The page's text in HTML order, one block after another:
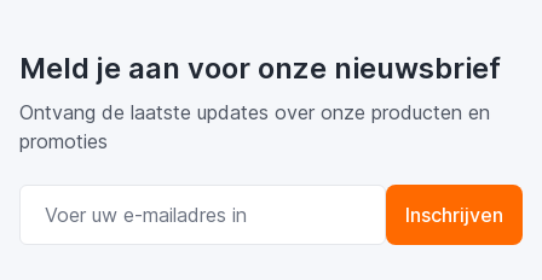
Meld je aan voor onze nieuwsbrief
Ontvang de laatste updates over onze producten en
promoties
Inschrijven